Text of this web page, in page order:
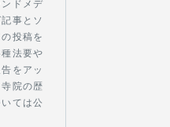
ドメデ
事とソ
投稿を
法要や
をアッ
院の歴
ては公